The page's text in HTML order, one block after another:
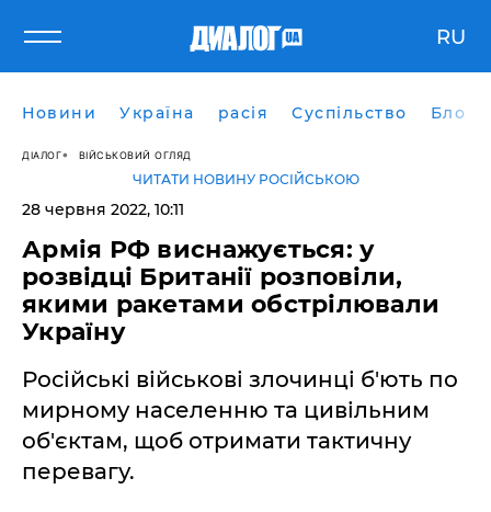
RU
Новини Україна расія Суспільство Блоги
ДІАЛОГ ВІЙСЬКОВИЙ ОГЛЯД
ЧИТАТИ НОВИНУ РОСІЙСЬКОЮ
28 червня 2022, 10:11
Армія РФ виснажується: у
розвідці Британії розповіли,
якими ракетами обстрілювали
Україну
Російські військові злочинці б'ють по
мирному населенню та цивільним
об'єктам, щоб отримати тактичну
перевагу.